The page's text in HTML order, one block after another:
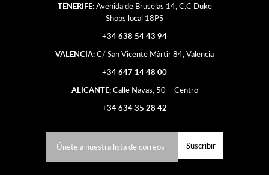
TENERIFE:Avenida de Bruselas 14, C.C Duke
Shops local 18PS
+34 638 54 43 94
VALENCIA:C/ San Vicente Màrtir 84, Valencia
+34 647 14 48 00
ALICANTE:Calle Navas, 50 – Centro
+34 634 35 28 42